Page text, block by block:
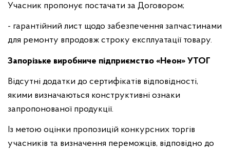
Учасник пропонує постачати за Договором;
- гарантійний лист щодо забезпечення запчастинами
для ремонту впродовж строку експлуатації товару.
Запорізьке виробниче підприємство «Неон» УТОГ
Відсутні додатки до сертифікатів відповідності,
якими визначаються конструктивні ознаки
запропонованої продукції.
Із метою оцінки пропозицій конкурсних торгів
учасників та визначення переможців, відповідно до